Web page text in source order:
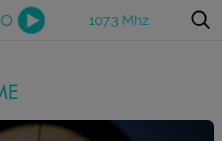
107.3 Mhz